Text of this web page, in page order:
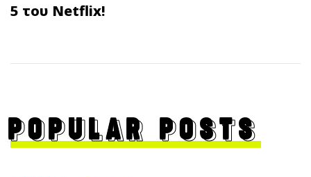
5 του Netflix!
POPULAR POSTS